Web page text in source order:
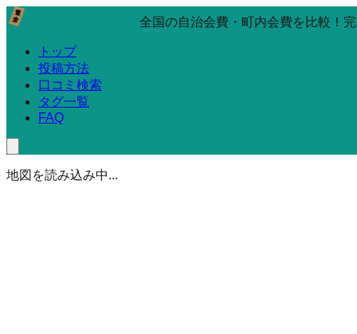
全国の自治会費・町内会費を比較！
トップ
投稿方法
口コミ検索
タグ一覧
FAQ
地図を読み込み中...